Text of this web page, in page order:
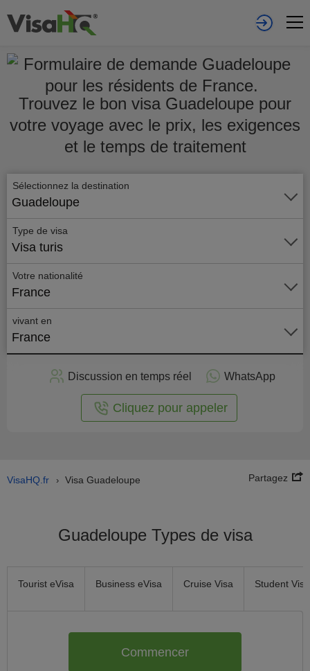
Trouvez le bon visa Guadeloupe pour
votre voyage avec le prix, les exigences
et le temps de traitement
Sélectionnez la destination
Guadeloupe
Type de visa
Visa turis
Votre nationalité
France
vivant en
France
Discussion en temps réel WhatsApp
Cliquez pour appeler
VisaHQ.fr › Visa Guadeloupe Partagez
Guadeloupe Types de visa
Tourist eVisa Business eVisa Cruise Visa Student Visa
Commencer